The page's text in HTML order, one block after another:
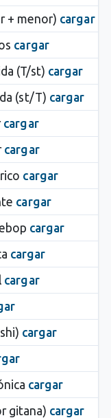
+ menor) cargar
cargar
(T/st) cargar
(st/T) cargar
cargar
cargar
cargar
cargar
cargar
cargar
cargar
cargar
cargar
gitana) cargar